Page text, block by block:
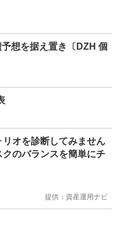
想を据え置き〔DZH 個
オを診断してみません
のバランスを簡単にチ
提供：資産運用ナビ